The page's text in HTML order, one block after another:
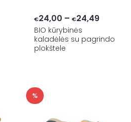
€24,00 – €24,49Price
€24,00
BIO kūrybinės
kaladėlės su pagrindo
plokštele
%